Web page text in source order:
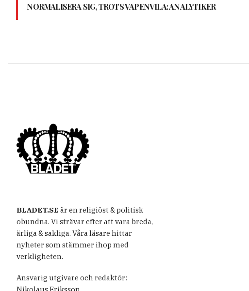
NORMALISERA SIG, TROTS VAPENVILA: ANALYTIKER
BLADET.SE är en religiöst & politisk
obundna. Vi strävar efter att vara breda,
ärliga & sakliga. Våra läsare hittar
nyheter som stämmer ihop med
verkligheten.
Ansvarig utgivare och redaktör: